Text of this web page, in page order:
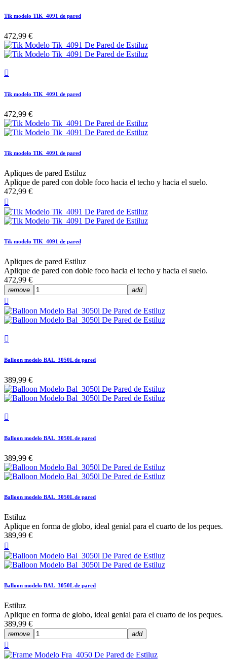
Tik modelo TIK_4091 de pared
472,99 €

Tik modelo TIK_4091 de pared
472,99 €
Tik modelo TIK_4091 de pared
Apliques de pared Estiluz
Aplique de pared con doble foco hacia el techo y hacia el suelo.
472,99 €

Tik modelo TIK_4091 de pared
Apliques de pared Estiluz
Aplique de pared con doble foco hacia el techo y hacia el suelo.
472,99 €
remove add


Balloon modelo BAL_3050L de pared
389,99 €

Balloon modelo BAL_3050L de pared
389,99 €
Balloon modelo BAL_3050L de pared
Estiluz
Aplique en forma de globo, ideal genial para el cuarto de los peques.
389,99 €

Balloon modelo BAL_3050L de pared
Estiluz
Aplique en forma de globo, ideal genial para el cuarto de los peques.
389,99 €
remove add
